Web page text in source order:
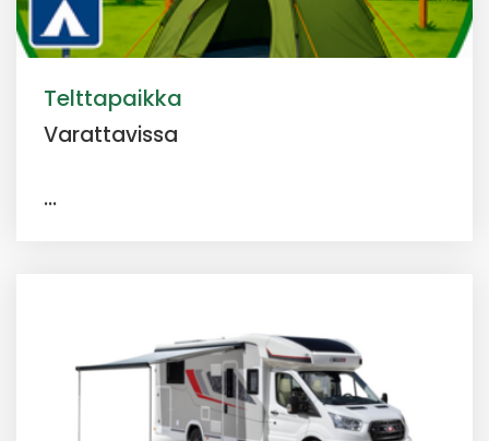
Telttapaikka
Varattavissa
...